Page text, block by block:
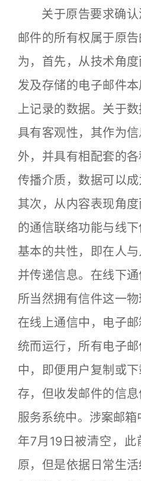
关于原告要求确认
邮件的所有权属于原
为，首先，从技术角
发及存储的电子邮件
上记录的数据。关于
具有客观性，其作为
外，并具有相配套的
传播介质，数据可以成
其次，从内容表现角
的通信联络功能与线
基本的共性，即在人
并传递信息。在线下
所当然拥有信件这一
在线上通信中，电子
统而运行，所有电子
中，即便用户复制或
存，但收发邮件的信
服务系统中。涉案邮
年7月19日被清空，
原，但是依据日常生